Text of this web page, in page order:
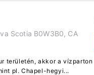
Scotia B0W3B0, CA
területén, akkor a vízparton
pl. Chapel-hegyi...